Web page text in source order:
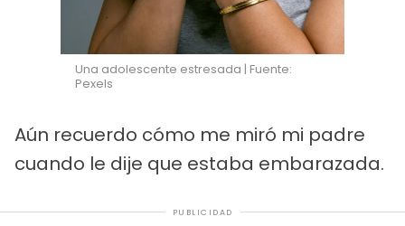
Una adolescente estresada | Fuente:
Pexels
Aún recuerdo cómo me miró mi padre
cuando le dije que estaba embarazada.
PUBLICIDAD